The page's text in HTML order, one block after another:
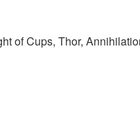
of Cups, Thor,